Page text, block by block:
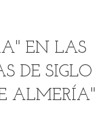
EN LAS